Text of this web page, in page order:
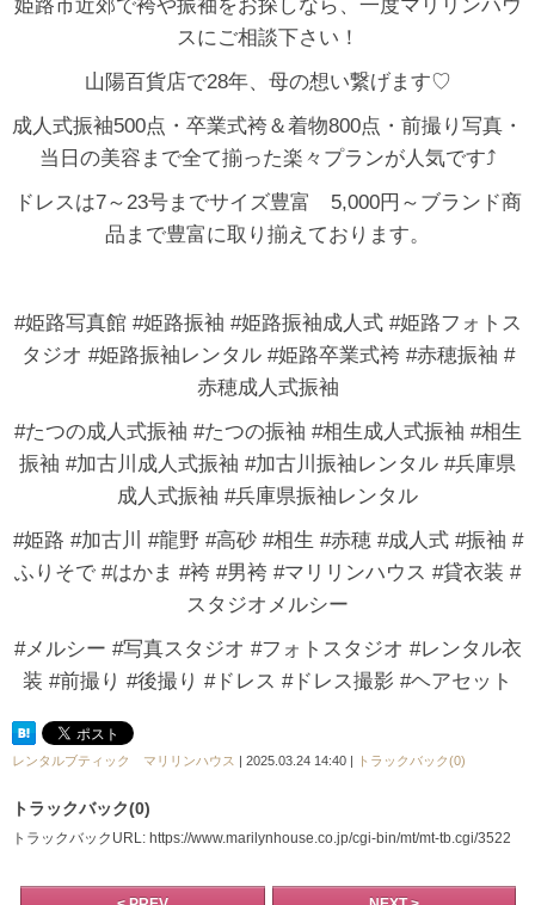
姫路市近郊で袴や振袖をお探しなら、一度マリリンハウ
スにご相談下さい！
山陽百貨店で28年、母の想い繋げます♡
成人式振袖500点・卒業式袴＆着物800点・前撮り写真・
当日の美容まで全て揃った楽々プランが人気です⤴
ドレスは7～23号までサイズ豊富 5,000円～ブランド商
品まで豊富に取り揃えております。
#姫路写真館 #姫路振袖 #姫路振袖成人式 #姫路フォトス
タジオ #姫路振袖レンタル #姫路卒業式袴 #赤穂振袖 #
赤穂成人式振袖
#たつの成人式振袖 #たつの振袖 #相生成人式振袖 #相生
振袖 #加古川成人式振袖 #加古川振袖レンタル #兵庫県
成人式振袖 #兵庫県振袖レンタル
#姫路 #加古川 #龍野 #高砂 #相生 #赤穂 #成人式 #振袖 #
ふりそで #はかま #袴 #男袴 #マリリンハウス #貸衣装 #
スタジオメルシー
#メルシー #写真スタジオ #フォトスタジオ #レンタル衣
装 #前撮り #後撮り #ドレス #ドレス撮影 #ヘアセット
レンタルブティック マリリンハウス | 2025.03.24 14:40 | トラックバック(0)
トラックバック(0)
トラックバックURL: https://www.marilynhouse.co.jp/cgi-bin/mt/mt-tb.cgi/3522